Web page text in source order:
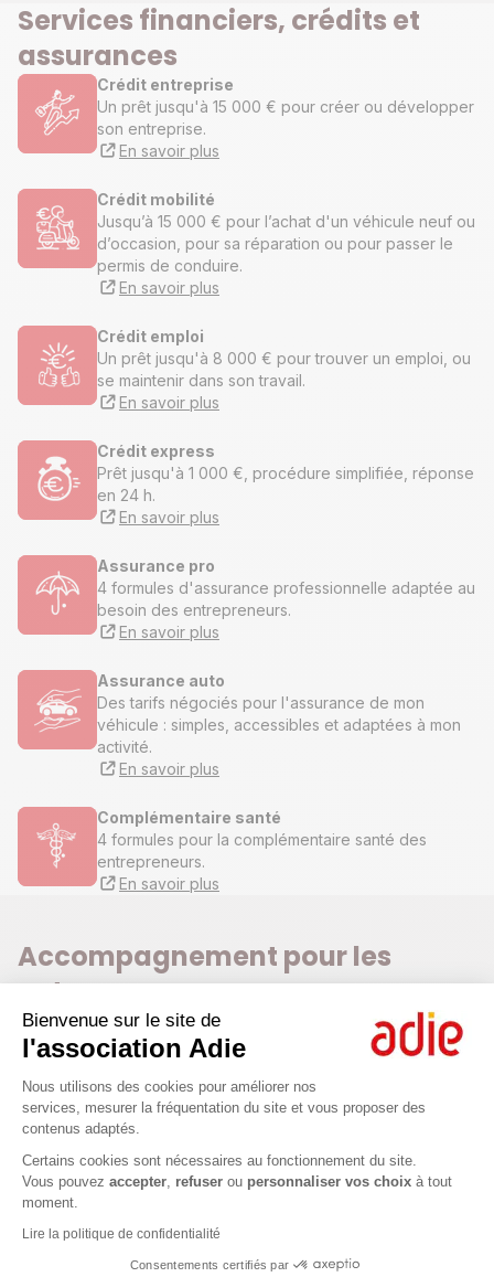
Bienvenue sur le site de
l'association Adie
Plateforme de Gestion du
Nous utilisons des cookies pour améliorer nos
services, mesurer la fréquentation du site et vous proposer des
contenus adaptés.
Certains cookies sont nécessaires au fonctionnement du site.
Vous pouvez accepter refuser ou personnaliser vos choix à tout
moment.
Lire la politique de confidentialité
Consentements certifiés par
Axeptio consent
Services financiers, crédits et
assurances
Crédit entreprise
Un prêt jusqu'à 15 000 € pour créer ou développer
son entreprise.
En savoir plus
Crédit mobilité
Jusqu’à 15 000 € pour l’achat d'un véhicule neuf ou
d’occasion, pour sa réparation ou pour passer le
permis de conduire.
En savoir plus
Crédit emploi
Un prêt jusqu'à 8 000 € pour trouver un emploi, ou
se maintenir dans son travail.
En savoir plus
Crédit express
Prêt jusqu'à 1 000 €, procédure simplifiée, réponse
en 24 h.
En savoir plus
Assurance pro
4 formules d'assurance professionnelle adaptée au
besoin des entrepreneurs.
En savoir plus
Assurance auto
Des tarifs négociés pour l'assurance de mon
véhicule : simples, accessibles et adaptées à mon
activité.
En savoir plus
Complémentaire santé
4 formules pour la complémentaire santé des
entrepreneurs.
En savoir plus
Accompagnement pour les
entrepreneurs
Ateliers et webconférences
1 h à 2 h en format master class pour s'informer, apprendre,